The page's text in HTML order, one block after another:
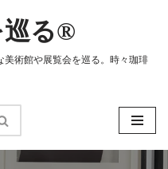
巡る®
術館や展覧会を巡る。時々珈琲